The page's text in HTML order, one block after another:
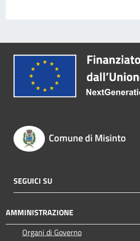
Comune di Misinto
SEGUICI SU
AMMINISTRAZIONE
Organi di Governo